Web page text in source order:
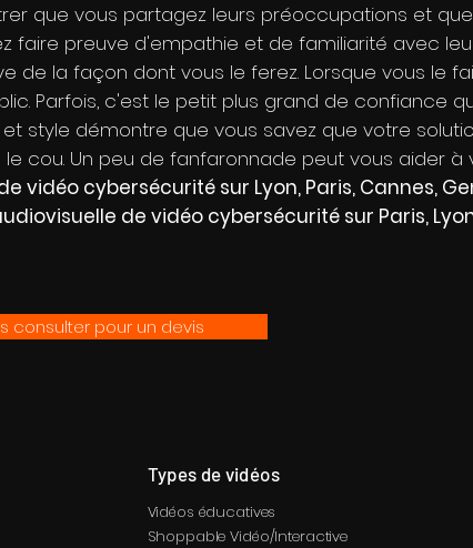
que vous partagez leurs préoccupations et
faire preuve d'empathie et de familiarité avec
de la façon dont vous le ferez. Lorsque vous le
Parfois, c'est le petit plus grand de confiance
style démontre que vous savez que votre
cou. Un peu de fanfaronnade peut vous aider à
vidéo cybersécurité sur Lyon, Paris, Cannes,
de vidéo cybersécurité sur Paris,
consulter pour un devis
Types de vidéos
Vidéos éducatives
Shoppable Vidéo/Interactive